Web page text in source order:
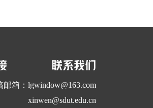
联系我们
邮箱：lgwindow@163.com
xinwen@sdut.edu.cn